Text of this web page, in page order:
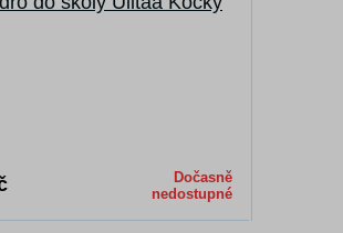
Dočasně
nedostupné